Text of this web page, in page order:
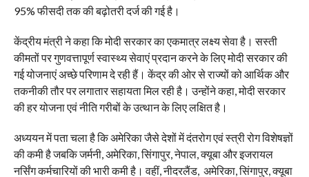
95% फीसदी तक की बढ़ोतरी दर्ज की गई है।
केंद्रीय मंत्री ने कहा कि मोदी सरकार का एकमात्र लक्ष्य सेवा है। सस्ती
कीमतों पर गुणवत्तापूर्ण स्वास्थ्य सेवाएं प्रदान करने के लिए मोदी सरकार की
गई योजनाएं अच्छे परिणाम दे रही हैं। केंद्र की ओर से राज्यों को आर्थिक और
तकनीकी तौर पर लगातार सहायता मिल रही है। उन्होंने कहा, मोदी सरकार
की हर योजना एवं नीति गरीबों के उत्थान के लिए लक्षित है।
अध्ययन में पता चला है कि अमेरिका जैसे देशों में दंतरोग एवं स्त्री रोग विशेषज्ञों
की कमी है जबकि जर्मनी, अमेरिका, सिंगापुर, नेपाल, क्यूबा और इजरायल
नर्सिंग कर्मचारियों की भारी कमी है। वहीं, नीदरलैंड, अमेरिका, सिंगापुर, क्यूबा